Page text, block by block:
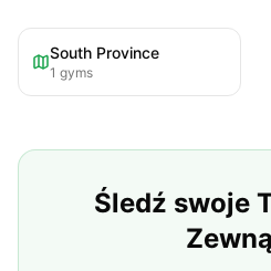
South Province
1 gyms
Śledź swoje